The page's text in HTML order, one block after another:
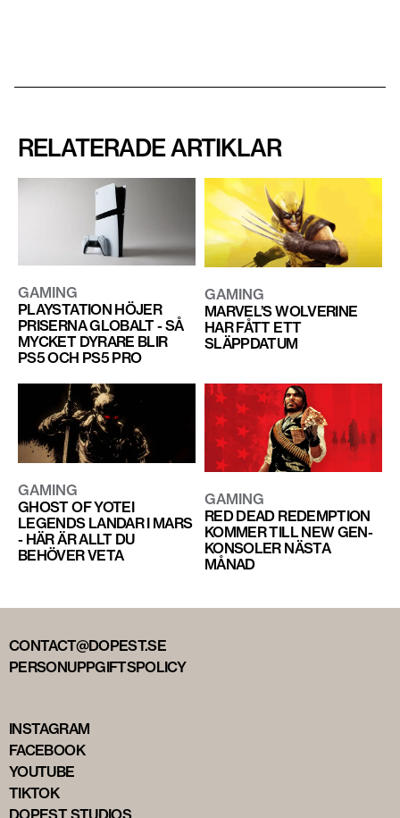
RELATERADE ARTIKLAR
GAMING
PLAYSTATION HÖJER
PRISERNA GLOBALT - SÅ
MYCKET DYRARE BLIR
PS5 OCH PS5 PRO
GAMING
MARVEL’S WOLVERINE
HAR FÅTT ETT
SLÄPPDATUM
GAMING
GHOST OF YOTEI
LEGENDS LANDAR I MARS
- HÄR ÄR ALLT DU
BEHÖVER VETA
GAMING
RED DEAD REDEMPTION
KOMMER TILL NEW GEN-
KONSOLER NÄSTA
MÅNAD
CONTACT@DOPEST.SE
PERSONUPPGIFTSPOLICY
INSTAGRAM
FACEBOOK
YOUTUBE
TIKTOK